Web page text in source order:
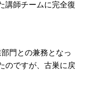
講師チームに完全復
門との兼務となっ
のですが、古巣に戻